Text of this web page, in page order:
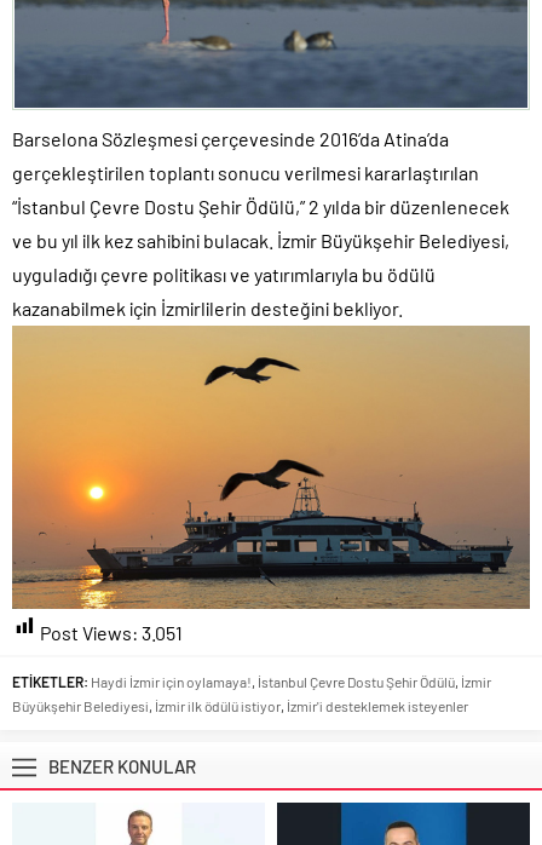
Barselona Sözleşmesi çerçevesinde 2016’da Atina’da
gerçekleştirilen toplantı sonucu verilmesi kararlaştırılan
“İstanbul Çevre Dostu Şehir Ödülü,” 2 yılda bir düzenlenecek
ve bu yıl ilk kez sahibini bulacak. İzmir Büyükşehir Belediyesi,
uyguladığı çevre politikası ve yatırımlarıyla bu ödülü
kazanabilmek için İzmirlilerin desteğini bekliyor.
Post Views: 3.051
ETİKETLER: Haydi İzmir için oylamaya!, İstanbul Çevre Dostu Şehir Ödülü, İzmir
Büyükşehir Belediyesi, İzmir ilk ödülü istiyor, İzmir'i desteklemek isteyenler
BENZER KONULAR